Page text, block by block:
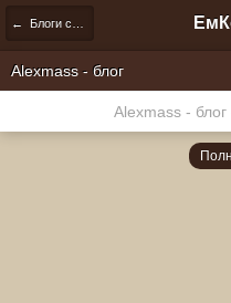
← Блоги сообщества
Alexmass - блог
Alexmass - блог